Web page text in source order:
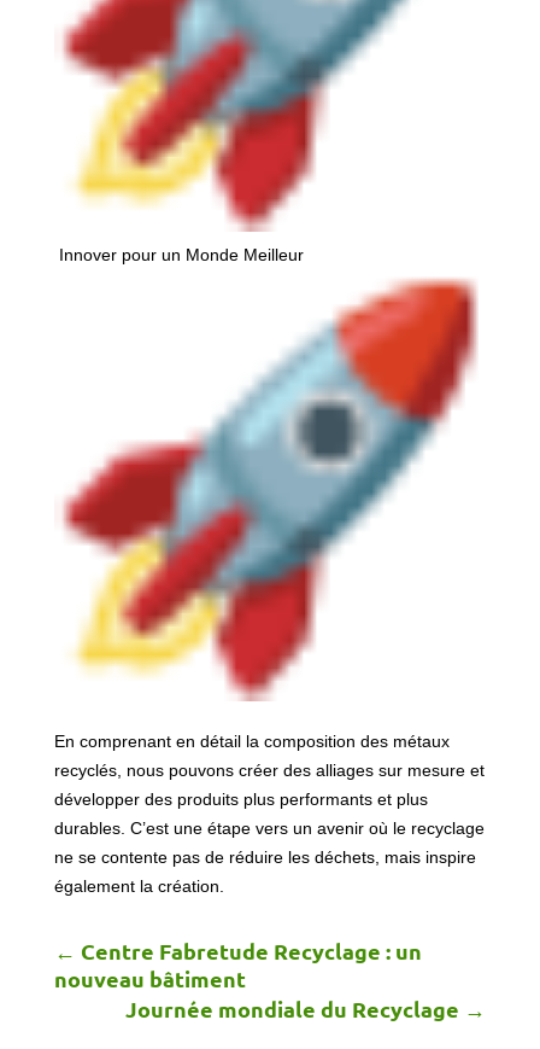
Innover pour un Monde Meilleur
En comprenant en détail la composition des métaux
recyclés, nous pouvons créer des alliages sur mesure et
développer des produits plus performants et plus
durables. C’est une étape vers un avenir où le recyclage
ne se contente pas de réduire les déchets, mais inspire
également la création.
← Centre Fabretude Recyclage : un
nouveau bâtiment
Journée mondiale du Recyclage →